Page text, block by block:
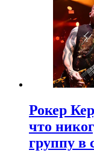
Рокер
что
группу в